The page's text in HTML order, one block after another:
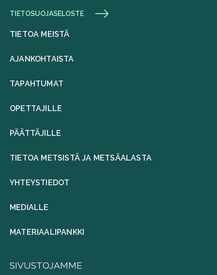
TIETOSUOJASELOSTE
TIETOA MEISTÄ
AJANKOHTAISTA
TAPAHTUMAT
OPETTAJILLE
PÄÄTTÄJILLE
TIETOA METSISTÄ JA METSÄALASTA
YHTEYSTIEDOT
MEDIALLE
MATERIAALIPANKKI
SIVUSTOJAMME